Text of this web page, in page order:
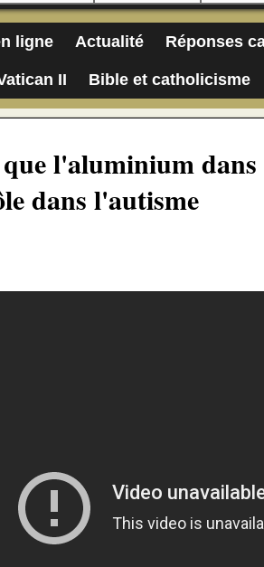
ligne Actualité Réponses
II Bible et catholicisme
l'aluminium dans
dans l'autisme